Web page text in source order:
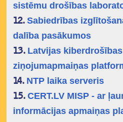
sistēmu drošības
12. Sabiedrības
dalība pasākumos
13. Latvijas
ziņojumapmaiņas
14. NTP laika serveris
15. CERT.LV MISP - ar
informācijas apmaiņas